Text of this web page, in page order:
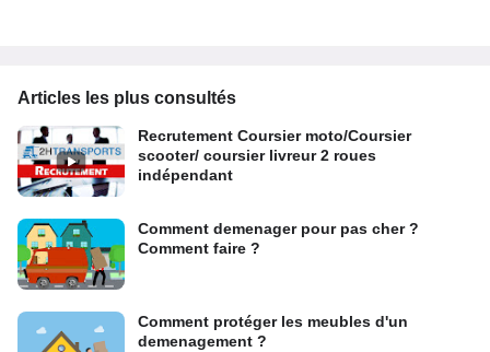
Articles les plus consultés
Recrutement Coursier moto/Coursier
scooter/ coursier livreur 2 roues
indépendant
Comment demenager pour pas cher ?
Comment faire ?
Comment protéger les meubles d'un
demenagement ?